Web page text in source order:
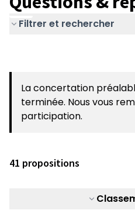
Filtrer et rechercher
La concertation
terminée. Nous vous
participation.
41 propositions